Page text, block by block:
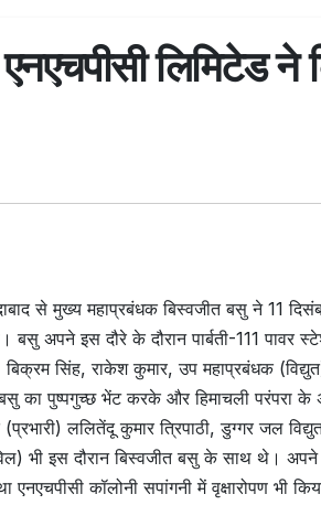
लिमिटेड ने
से मुख्य महाप्रबंधक बिस्वजीत बसु ने 11
बसु अपने इस दौरे के दौरान पार्बती-111 पावर
सिंह, राकेश कुमार, उप महाप्रबंधक
का पुष्पगुच्छ भेंट करके और हिमाचली परंपरा के
ललितेंदू कुमार त्रिपाठी, डुग्गर जल
भी इस दौरान बिस्वजीत बसु के साथ थे। अपने
एनएचपीसी कॉलोनी सपांगनी में वृक्षारोपण भी